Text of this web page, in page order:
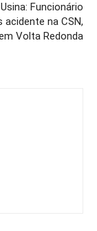
Funcionário
acidente na CSN,
Volta Redonda